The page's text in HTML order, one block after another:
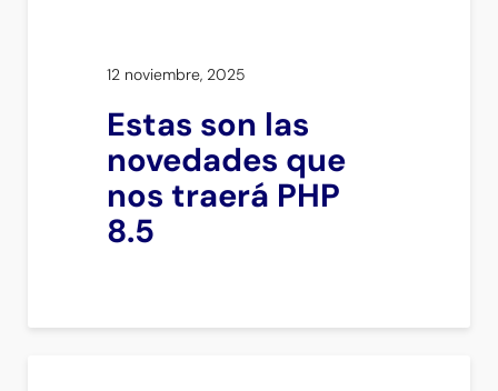
12 noviembre, 2025
Estas son las
novedades que
nos traerá PHP
8.5